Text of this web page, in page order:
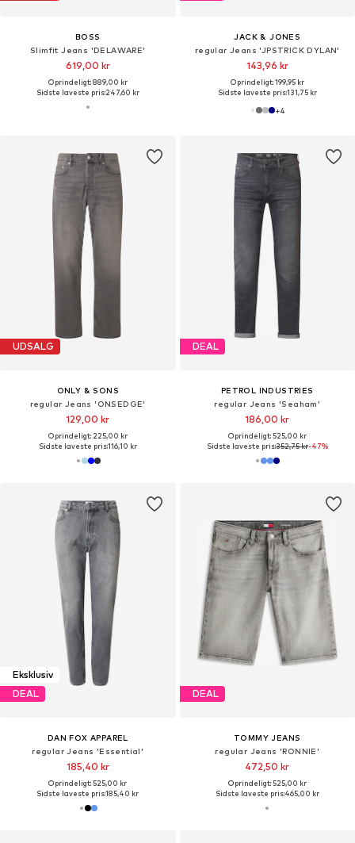
BOSS
Slimfit Jeans 'DELAWARE'
619,00 kr
Oprindeligt: 889,00 kr
Sidste laveste pris:247,60 kr
JACK & JONES
regular Jeans 'JPSTRICK DYLAN'
143,96 kr
Oprindeligt: 199,95 kr
Sidste laveste pris:131,75 kr
+4
UDSALG
ONLY & SONS
regular Jeans 'ONSEDGE'
129,00 kr
Oprindeligt: 225,00 kr
Sidste laveste pris:116,10 kr
DEAL
PETROL INDUSTRIES
regular Jeans 'Seaham'
186,00 kr
Oprindeligt: 525,00 kr
Sidste laveste pris:352,75 kr-47%
Eksklusiv
DEAL
DAN FOX APPAREL
regular Jeans 'Essential'
185,40 kr
Oprindeligt: 525,00 kr
Sidste laveste pris:185,40 kr
DEAL
TOMMY JEANS
regular Jeans 'RONNIE'
472,50 kr
Oprindeligt: 525,00 kr
Sidste laveste pris:465,00 kr